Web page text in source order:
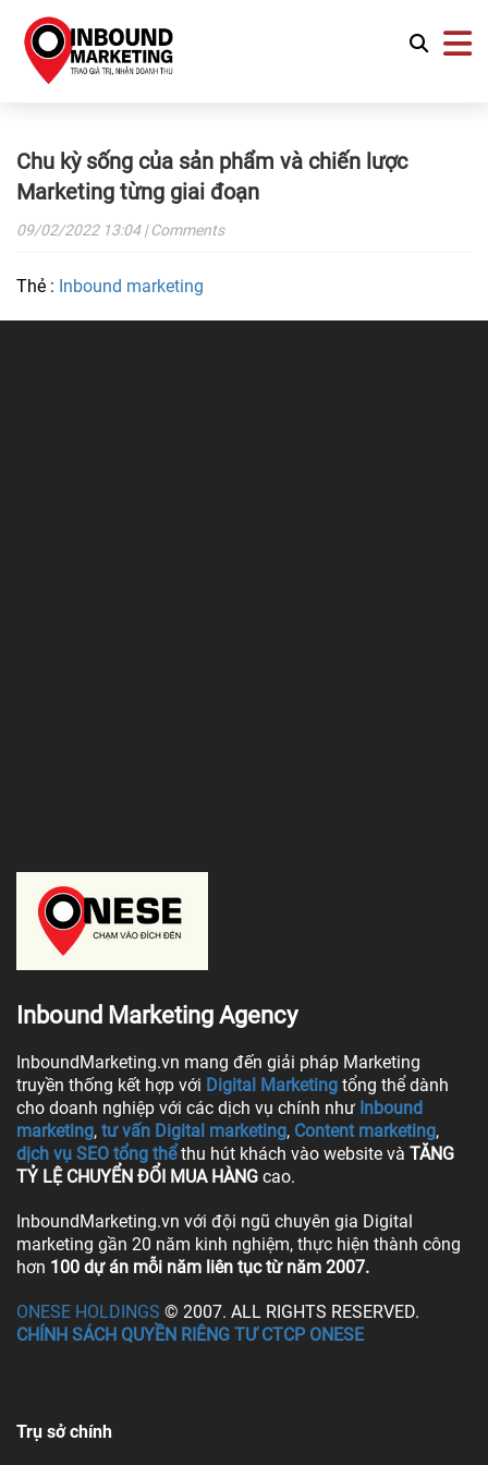
Chu kỳ sống của sản phẩm và chiến lược
Marketing từng giai đoạn
09/02/202213:04| Comments
Thẻ : Inbound marketing
Inbound Marketing Agency
InboundMarketing.vn mang đến giải pháp Marketing
truyền thống kết hợp với Digital Marketing tổng thể dành
cho doanh nghiệp với các dịch vụ chính như Inbound
marketing, tư vấn Digital marketing, Content marketing,
dịch vụ SEO tổng thể thu hút khách vào website và TĂNG
TỶ LỆ CHUYỂN ĐỔI MUA HÀNG cao.
InboundMarketing.vn với đội ngũ chuyên gia Digital
marketing gần 20 năm kinh nghiệm, thực hiện thành công
hơn 100 dự án mỗi năm liên tục từ năm 2007.
ONESE HOLDINGS © 2007. ALL RIGHTS RESERVED.
CHÍNH SÁCH QUYỀN RIÊNG TƯ CTCP ONESE
Trụ sở chính